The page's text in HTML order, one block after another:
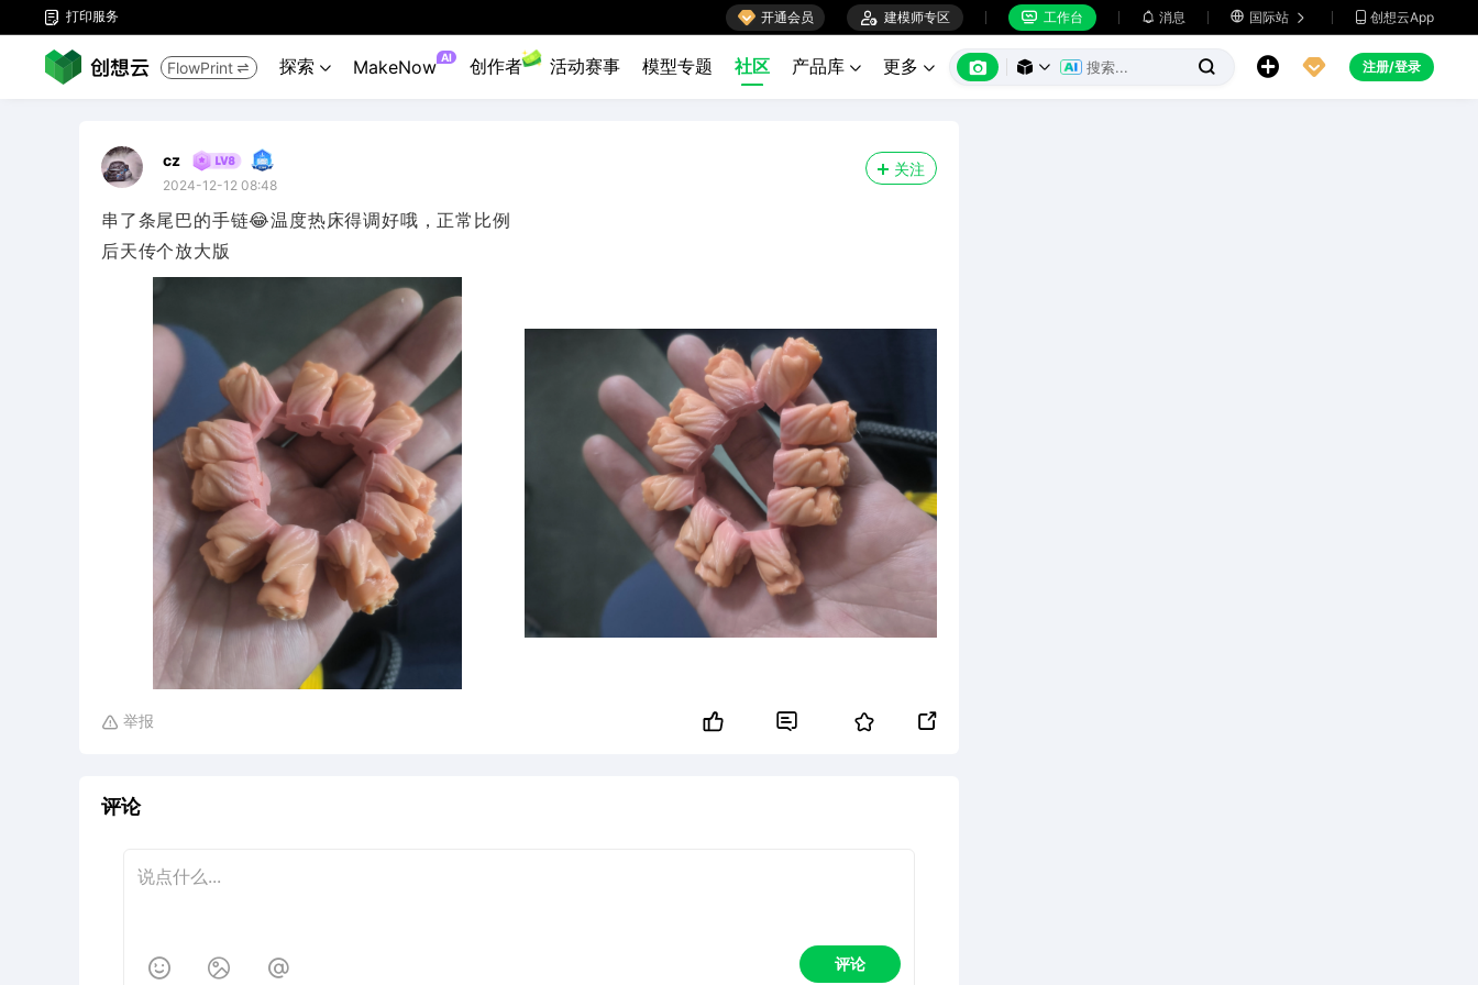
 打印服务  开通会员  建模师专区  工作台  消息  国际站   创想云App
FlowPrint  探索  MakeNow AI 创作者 活动赛事 模型专题 社区 产品库  更多        注册/登录
cz
2024-12-12 08:48
关注
串了条尾巴的手链😂温度热床得调好哦，正常比例
后天传个放大版
 举报  
评论
   评论